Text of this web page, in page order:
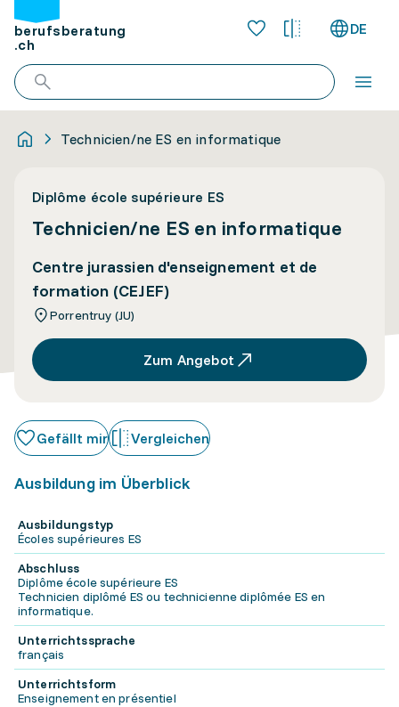
berufsberatung
.ch
DE
Technicien/ne ES en informatique
Diplôme école supérieure ES
Technicien/ne ES en informatique
Centre jurassien d'enseignement et de
formation (CEJEF)
Porrentruy (JU)
Zum Angebot
Gefällt mir Vergleichen
Ausbildung im Überblick
Ausbildungstyp
Écoles supérieures ES
Abschluss
Diplôme école supérieure ES
Technicien diplômé ES ou technicienne diplômée ES en
informatique.
Unterrichtssprache
français
Unterrichtsform
Enseignement en présentiel